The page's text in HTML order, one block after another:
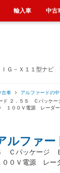
Ｇ－Ｘ１１型ナビ
古車 アルファードの
ード ２．５Ｓ Ｃパッ
１００Ｖ電源 レーダ
ルファー
Ｃパッケージ
０Ｖ電源 レー
輸入車 中古